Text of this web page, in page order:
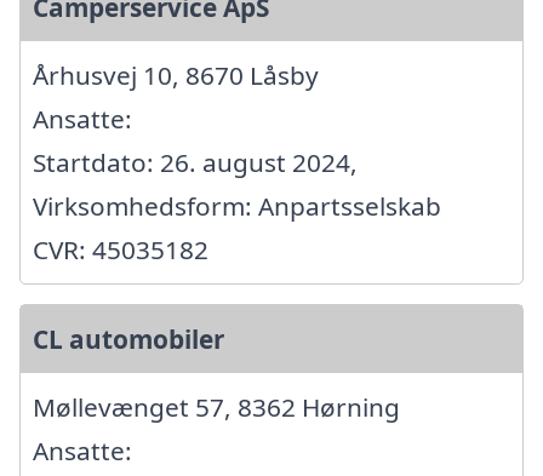
Camperservice ApS
Århusvej 10, 8670 Låsby
Ansatte:
Startdato: 26. august 2024,
Virksomhedsform: Anpartsselskab
CVR: 45035182
CL automobiler
Møllevænget 57, 8362 Hørning
Ansatte: